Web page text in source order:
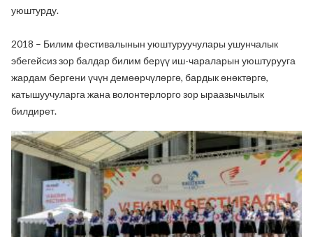
уюштурду.
2018 – Билим фестивалынын уюштуруучулары ушунчалык
эбегейсиз зор балдар билим берүү иш-чараларын уюштурууга
жардам бергени үчүн демөөрчүлөргө, бардык өнөктөргө,
катышуучуларга жана волонтерлорго зор ыраазычылык
билдирет.